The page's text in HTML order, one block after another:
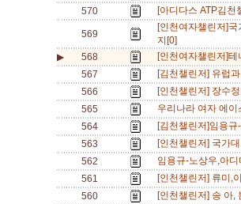
570
[아디다스 ATP김
569
[인천여자챌린저]
지[0]
▶
568
[인천여자챌린저]
567
[김천챌린저] 유럽
566
[인천챌린저] 장수
565
우리나라 여자 에
564
[김천챌린저]임용
563
[인천챌린저] 국가
562
임용규-노상우,아
561
[인천챌린저] 류미,
560
[인천챌린저] 송 아